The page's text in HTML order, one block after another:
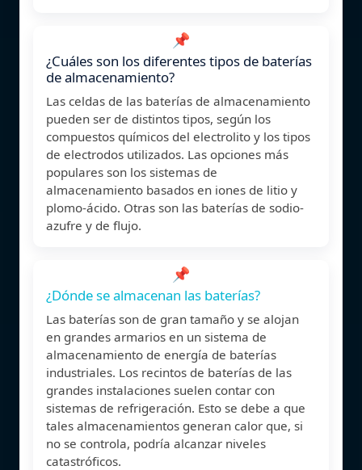
📌
¿Cuáles son los diferentes tipos de baterías
de almacenamiento?
Las celdas de las baterías de almacenamiento
pueden ser de distintos tipos, según los
compuestos químicos del electrolito y los tipos
de electrodos utilizados. Las opciones más
populares son los sistemas de
almacenamiento basados en iones de litio y
plomo-ácido. Otras son las baterías de sodio-
azufre y de flujo.
📌
¿Dónde se almacenan las baterías?
Las baterías son de gran tamaño y se alojan
en grandes armarios en un sistema de
almacenamiento de energía de baterías
industriales. Los recintos de baterías de las
grandes instalaciones suelen contar con
sistemas de refrigeración. Esto se debe a que
tales almacenamientos generan calor que, si
no se controla, podría alcanzar niveles
catastróficos.